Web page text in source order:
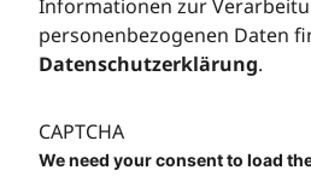
Informationen zur
personenbezogenen Daten
Datenschutzerklärung.
CAPTCHA
We need your consent to load